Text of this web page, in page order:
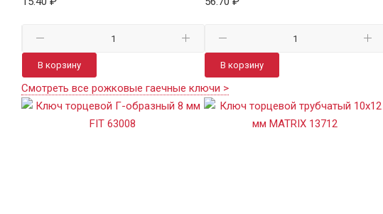
В корзину В корзину
Смотреть все рожковые гаечные ключи >